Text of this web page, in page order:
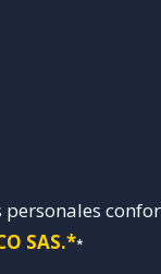
SAS.**